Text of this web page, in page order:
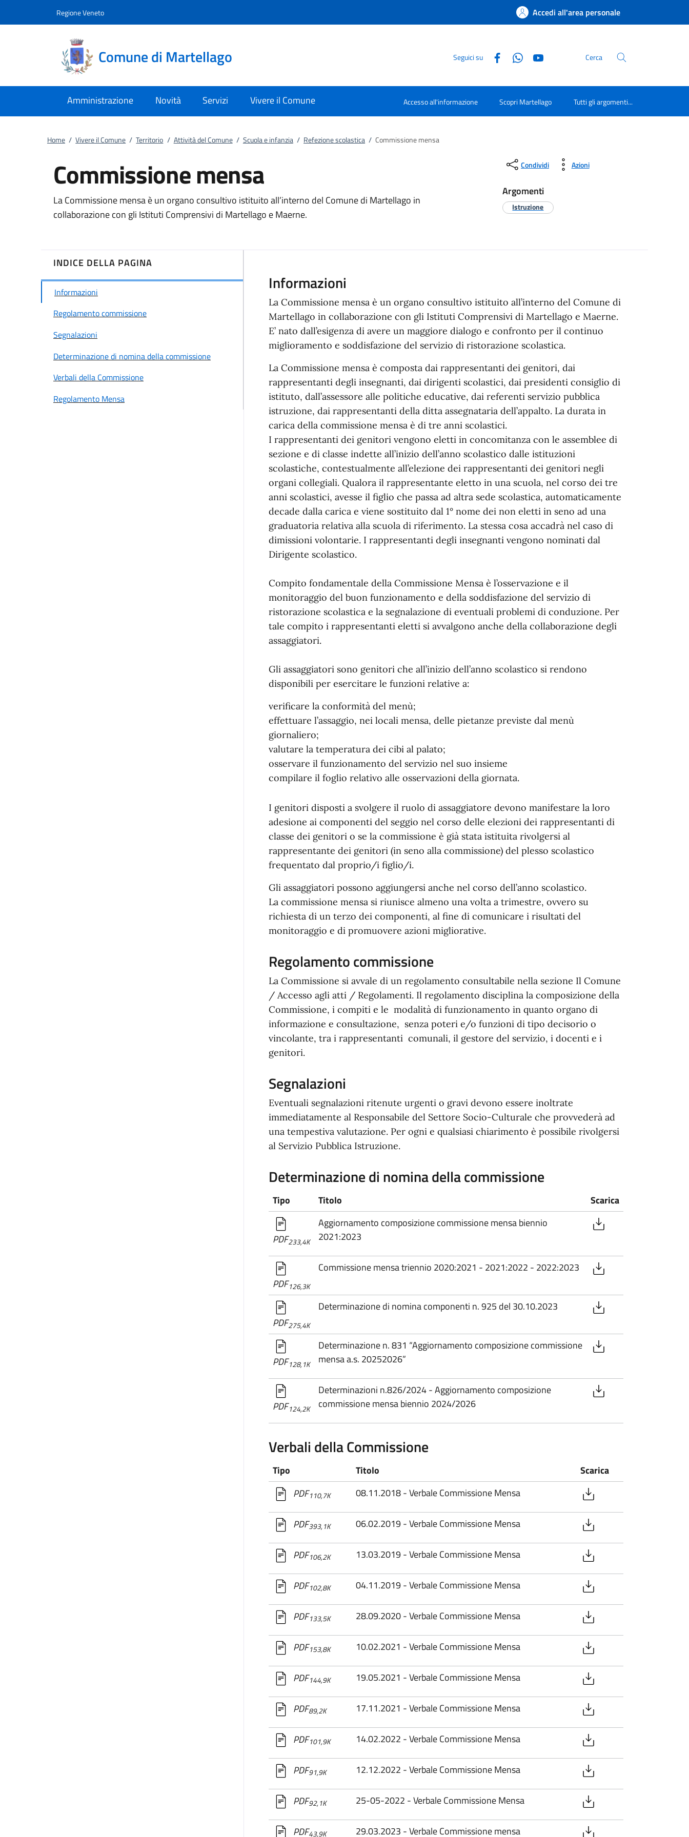
Regione Veneto Accedi all'area personale
Comune di Martellago Seguici su Cerca
Amministrazione Novità Servizi Vivere il Comune Accesso all'informazione Scopri Martellago Tutti gli argomenti...
Home / Vivere il Comune / Territorio / Attività del Comune / Scuola e infanzia / Refezione scolastica / Commissione mensa
Commissione mensa
La Commissione mensa è un organo consultivo istituito all’interno del Comune di Martellago in
collaborazione con gli Istituti Comprensivi di Martellago e Maerne.
Condividi Azioni
Argomenti
Istruzione
INDICE DELLA PAGINA
Informazioni
Regolamento commissione
Segnalazioni
Determinazione di nomina della commissione
Verbali della Commissione
Regolamento Mensa
Informazioni
La Commissione mensa è un organo consultivo istituito all’interno del Comune di
Martellago in collaborazione con gli Istituti Comprensivi di Martellago e Maerne.
E’ nato dall’esigenza di avere un maggiore dialogo e confronto per il continuo
miglioramento e soddisfazione del servizio di ristorazione scolastica.
La Commissione mensa è composta dai rappresentanti dei genitori, dai
rappresentanti degli insegnanti, dai dirigenti scolastici, dai presidenti consiglio di
istituto, dall’assessore alle politiche educative, dai referenti servizio pubblica
istruzione, dai rappresentanti della ditta assegnataria dell’appalto. La durata in
carica della commissione mensa è di tre anni scolastici.
I rappresentanti dei genitori vengono eletti in concomitanza con le assemblee di
sezione e di classe indette all’inizio dell’anno scolastico dalle istituzioni
scolastiche, contestualmente all’elezione dei rappresentanti dei genitori negli
organi collegiali. Qualora il rappresentante eletto in una scuola, nel corso dei tre
anni scolastici, avesse il figlio che passa ad altra sede scolastica, automaticamente
decade dalla carica e viene sostituito dal 1° nome dei non eletti in seno ad una
graduatoria relativa alla scuola di riferimento. La stessa cosa accadrà nel caso di
dimissioni volontarie. I rappresentanti degli insegnanti vengono nominati dal
Dirigente scolastico.
Compito fondamentale della Commissione Mensa è l’osservazione e il
monitoraggio del buon funzionamento e della soddisfazione del servizio di
ristorazione scolastica e la segnalazione di eventuali problemi di conduzione. Per
tale compito i rappresentanti eletti si avvalgono anche della collaborazione degli
assaggiatori.
Gli assaggiatori sono genitori che all’inizio dell’anno scolastico si rendono
disponibili per esercitare le funzioni relative a:
verificare la conformità del menù;
effettuare l’assaggio, nei locali mensa, delle pietanze previste dal menù
giornaliero;
valutare la temperatura dei cibi al palato;
osservare il funzionamento del servizio nel suo insieme
compilare il foglio relativo alle osservazioni della giornata.
I genitori disposti a svolgere il ruolo di assaggiatore devono manifestare la loro
adesione ai componenti del seggio nel corso delle elezioni dei rappresentanti di
classe dei genitori o se la commissione è già stata istituita rivolgersi al
rappresentante dei genitori (in seno alla commissione) del plesso scolastico
frequentato dal proprio/i figlio/i.
Gli assaggiatori possono aggiungersi anche nel corso dell’anno scolastico.
La commissione mensa si riunisce almeno una volta a trimestre, ovvero su
richiesta di un terzo dei componenti, al fine di comunicare i risultati del
monitoraggio e di promuovere azioni migliorative.
Regolamento commissione
La Commissione si avvale di un regolamento consultabile nella sezione Il Comune
/ Accesso agli atti / Regolamenti. Il regolamento disciplina la composizione della
Commissione, i compiti e le modalità di funzionamento in quanto organo di
informazione e consultazione, senza poteri e/o funzioni di tipo decisorio o
vincolante, tra i rappresentanti comunali, il gestore del servizio, i docenti e i
genitori.
Segnalazioni
Eventuali segnalazioni ritenute urgenti o gravi devono essere inoltrate
immediatamente al Responsabile del Settore Socio-Culturale che provvederà ad
una tempestiva valutazione. Per ogni e qualsiasi chiarimento è possibile rivolgersi
al Servizio Pubblica Istruzione.
Determinazione di nomina della commissione
Tipo Titolo Scarica
PDF233,4K
Aggiornamento composizione commissione mensa biennio
2021:2023
PDF126,3K
Commissione mensa triennio 2020:2021 - 2021:2022 - 2022:2023
PDF275,4K
Determinazione di nomina componenti n. 925 del 30.10.2023
PDF128,1K
Determinazione n. 831 “Aggiornamento composizione commissione
mensa a.s. 20252026”
PDF124,2K
Determinazioni n.826/2024 - Aggiornamento composizione
commissione mensa biennio 2024/2026
Verbali della Commissione
Tipo Titolo
Scarica
PDF110,7K 08.11.2018 - Verbale Commissione Mensa
PDF393,1K 06.02.2019 - Verbale Commissione Mensa
PDF106,2K 13.03.2019 - Verbale Commissione Mensa
PDF102,8K 04.11.2019 - Verbale Commissione Mensa
PDF133,5K 28.09.2020 - Verbale Commissione Mensa
PDF153,8K 10.02.2021 - Verbale Commissione Mensa
PDF144,9K 19.05.2021 - Verbale Commissione Mensa
PDF89,2K 17.11.2021 - Verbale Commissione Mensa
PDF101,9K 14.02.2022 - Verbale Commissione Mensa
PDF91,9K 12.12.2022 - Verbale Commissione Mensa
PDF92,1K 25-05-2022 - Verbale Commissione Mensa
PDF43,9K 29.03.2023 - Verbale Commissione mensa